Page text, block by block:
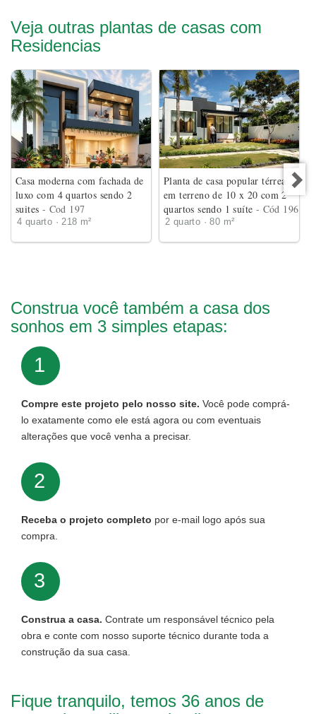
Veja outras plantas de casas com
Residencias
Casa moderna com fachada de
luxo com 4 quartos sendo 2
suites - Cod 197
4 quarto · 218 m²
Planta de casa popular térrea
em terreno de 10 x 20 com 2
quartos sendo 1 suíte - Cód 196
2 quarto · 80 m²
Construa você também a casa dos
sonhos em 3 simples etapas:
1
Compre este projeto pelo nosso site. Você pode comprá-
lo exatamente como ele está agora ou com eventuais
alterações que você venha a precisar.
2
Receba o projeto completo por e-mail logo após sua
compra.
3
Construa a casa. Contrate um responsável técnico pela
obra e conte com nosso suporte técnico durante toda a
construção da sua casa.
Fique tranquilo, temos 36 anos de